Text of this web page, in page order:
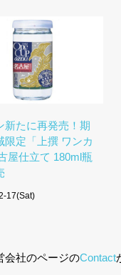
新たに再発売！期
限定「上撰 ワンカ
屋仕立て 180ml瓶
17(Sat)
会社のページのContact